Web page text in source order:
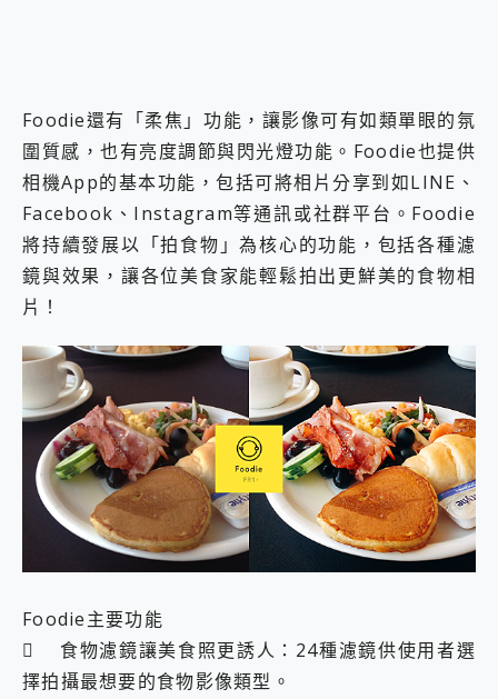
Foodie還有「柔焦」功能，讓影像可有如類單眼的氛
圍質感，也有亮度調節與閃光燈功能。Foodie也提供
相機App的基本功能，包括可將相片分享到如LINE、
Facebook、Instagram等通訊或社群平台。Foodie
將持續發展以「拍食物」為核心的功能，包括各種濾
鏡與效果，讓各位美食家能輕鬆拍出更鮮美的食物相
片！
Foodie主要功能
 食物濾鏡讓美食照更誘人：24種濾鏡供使用者選
擇拍攝最想要的食物影像類型。